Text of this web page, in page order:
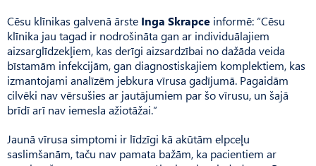
Cēsu klīnikas galvenā ārste Inga Skrapce informē: “Cēsu
klīnika jau tagad ir nodrošināta gan ar individuālajiem
aizsarglīdzekļiem, kas derīgi aizsardzībai no dažāda veida
bīstamām infekcijām, gan diagnostiskajiem komplektiem, kas
izmantojami analīzēm jebkura vīrusa gadījumā. Pagaidām
cilvēki nav vērsušies ar jautājumiem par šo vīrusu, un šajā
brīdī arī nav iemesla aži­otāžai.”
Jaunā vīrusa simptomi ir līdzīgi kā akūtām elpceļu
saslimšanām, taču nav pamata bažām, ka pacientiem ar